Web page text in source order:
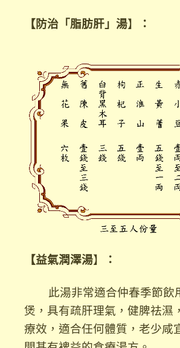
【防治「脂肪肝」湯】 ：
【益氣潤澤湯】 ：
此湯非常適合仲春季節飲
煲，具有疏肝理氣，健脾祛濕
療效，適合任何體質，老少咸